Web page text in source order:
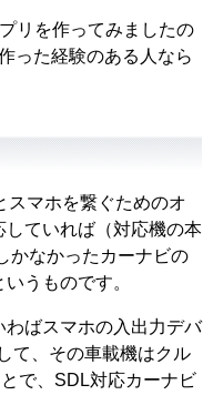
リを作ってみましたの
った経験のある人なら
マホを繋ぐためのオ
ていれば（対応機の本
かなかったカーナビの
うものです。
ばスマホの入出力デバ
て、その車載機はクル
で、SDL対応カーナビ